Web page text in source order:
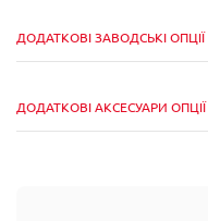
ДОДАТКОВІ ЗАВОДСЬКІ ОПЦІЇ
ДОДАТКОВІ АКСЕСУАРИ ОПЦІЇ